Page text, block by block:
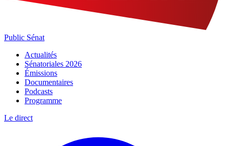
Public Sénat
Actualités
Sénatoriales 2026
Émissions
Documentaires
Podcasts
Programme
Le direct